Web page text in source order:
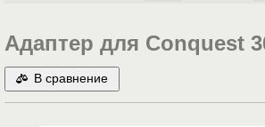
Адаптер для Conquest
В сравнение